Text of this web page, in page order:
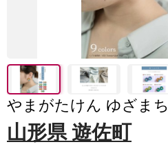
やまがたけん ゆざまち
山形県 遊佐町